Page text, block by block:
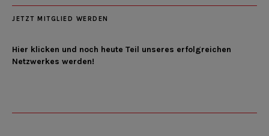
JETZT MITGLIED WERDEN
Hier klicken und noch heute Teil unseres erfolgreichen
Netzwerkes werden!